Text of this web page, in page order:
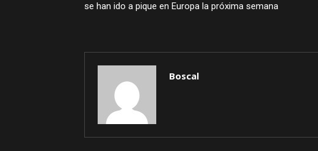
se han ido a pique en Europa la próxima semana
Boscal